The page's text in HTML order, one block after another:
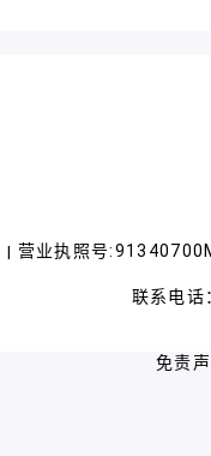
| 营业执照号
联系电
免责